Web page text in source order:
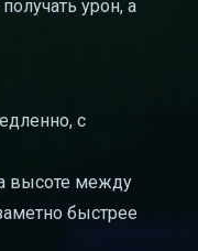
урон, а
с
высоте между
быстрее